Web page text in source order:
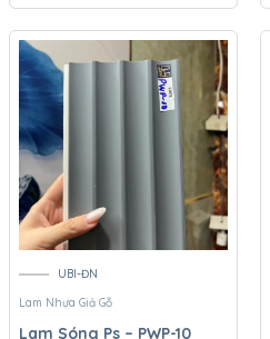
UBI-ĐN
Lam Nhựa Giả Gỗ
Lam Sóng Ps – PWP-10